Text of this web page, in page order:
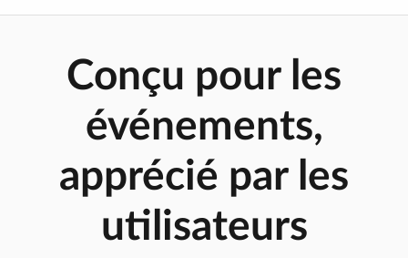
Conçu pour les
événements,
apprécié par les
utilisateurs